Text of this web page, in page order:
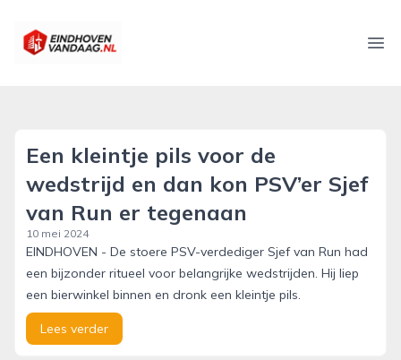
eindhovenvandaag.nl
Een kleintje pils voor de
wedstrijd en dan kon PSV’er Sjef
van Run er tegenaan
10 mei 2024
EINDHOVEN - De stoere PSV-verdediger Sjef van Run had
een bijzonder ritueel voor belangrijke wedstrijden. Hij liep
een bierwinkel binnen en dronk een kleintje pils.
Lees verder